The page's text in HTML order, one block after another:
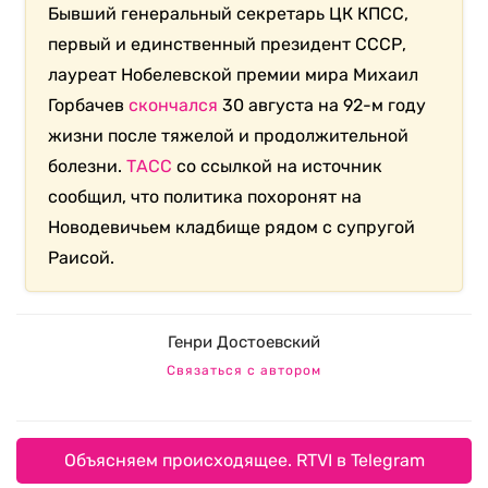
Бывший генеральный секретарь ЦК КПСС,
первый и единственный президент СССР,
лауреат Нобелевской премии мира Михаил
Горбачевскончался 30 августа на 92-м году
жизни после тяжелой и продолжительной
болезни.ТАСС со ссылкой на источник
сообщил, что политика похоронят на
Новодевичьем кладбище рядом с супругой
Раисой.
Генри Достоевский
Связаться с автором
Объясняем происходящее. RTVI в Telegram